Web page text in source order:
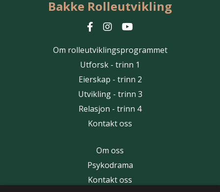
Bakke Rolleutvikling
Om rolleutviklingsprogrammet
Utforsk - trinn 1
Eierskap - trinn 2
Utvikling - trinn 3
Relasjon - trinn 4
Kontakt oss
Om oss
Psykodrama
Kontakt oss